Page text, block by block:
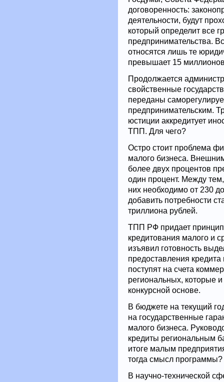
договоренность:
деятельности, будут
который определит все
предпринимательства.
относятся лишь те
превышает 15
Продолжается
свойственные
переданы
предпринимательским.
юстиции аккредитует
ТПП. Для чего?
Остро стоит проблема
малого бизнеса.
более двух процентов
один процент. Между
них необходимо от 230
добавить потребности
триллиона рублей.
ТПП РФ придает
кредитования малого и
изъявил готовность
предоставления
поступят на счета
региональных, которые
конкурсной основе.
В бюджете на текущий
на государственные
малого бизнеса.
кредиты региональным
итоге малым
тогда смысл программы?
В научно-технической